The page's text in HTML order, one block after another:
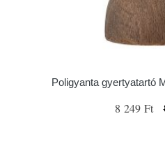
Poligyanta gyertyatartó
8 249 Ft